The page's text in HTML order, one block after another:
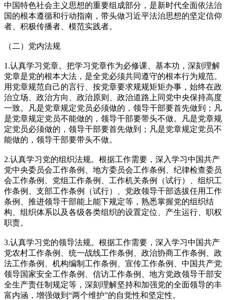
中国特色社会主义思想的重要组成部分，是新时代全面依法治
国的根本遵循和行动指南，带头做习近平法治思想的坚定信仰
者、积极传播者、模范实践者。
（二）党内法规
1.认真学习党章。把学习党章作为必修课、基本功，深刻理解
党章是党的根本大法，是全党必须共同遵守的根本行为规范。
用党章规范自己的言行、按党章要求规规矩矩办事，始终在政
治立场、政治方向、政治原则、政治道路上同党中央保持高度
一致。凡是党章规定党员必须做的，领导干部要首先做到；凡
是党章规定党员不能做的，领导干部要带头不做。凡是党章规
定党员必须做的，领导干部要首先做到；凡是党章规定党员不
能做的，领导干部要带头不做。
2.认真学习党的组织法规。根据工作需要，深入学习中国共产
党中央委员会工作条例、地方委员会工作条例、纪律检查委员
会工作条例、党组工作条例、工作机关条例（试行）、组织工
作条例、支部工作条例（试行）、党政领导干部选拔任用工作
条例、推进领导干部能上能下规定等，熟悉掌握党的组织结
构、组织体系以及各级各类组织的设置定位、产生运行、职权
职责。
3.认真学习党的领导法规。根据工作需要，深入学习中国共产
党农村工作条例、统一战线工作条例、政治协商工作条例、政
法工作条例、机构编制工作条例、宣传工作条例、中国共产党
领导国家安全工作条例、信访工作条例、地方党政领导干部安
全生产责任制规定等，深刻理解坚持和加强党的全面领导的丰
富内涵，增强做到“两个维护”的自觉性和坚定性。